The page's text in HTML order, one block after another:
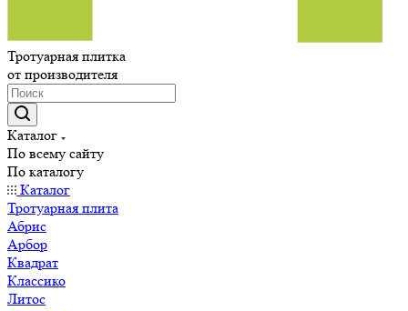
Тротуарная плитка
от производителя
Каталог
По всему сайту
По каталогу
Каталог
Тротуарная плита
Абрис
Арбор
Квадрат
Классико
Литос